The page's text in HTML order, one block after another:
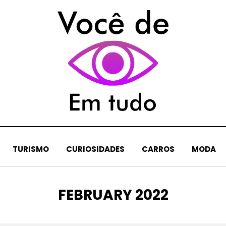
TURISMO CURIOSIDADES CARROS MODA
MONTH
:
FEBRUARY 2022